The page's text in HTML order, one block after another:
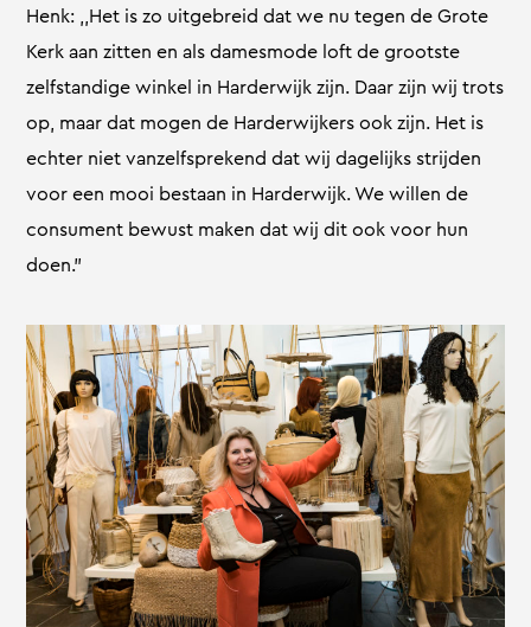
Henk: ,,Het is zo uitgebreid dat we nu tegen de Grote
Kerk aan zitten en als damesmode loft de grootste
zelfstandige winkel in Harderwijk zijn. Daar zijn wij trots
op, maar dat mogen de Harderwijkers ook zijn. Het is
echter niet vanzelfsprekend dat wij dagelijks strijden
voor een mooi bestaan in Harderwijk. We willen de
consument bewust maken dat wij dit ook voor hun
doen.”